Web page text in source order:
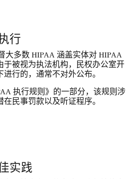
行
大多数 HIPAA 涵盖实体对 HIPAA
于被视为执法机构，民权办公室开
行的，通常不对外公布。
执行规则》的一部分，该规则涉
民事罚款以及听证程序。
实践